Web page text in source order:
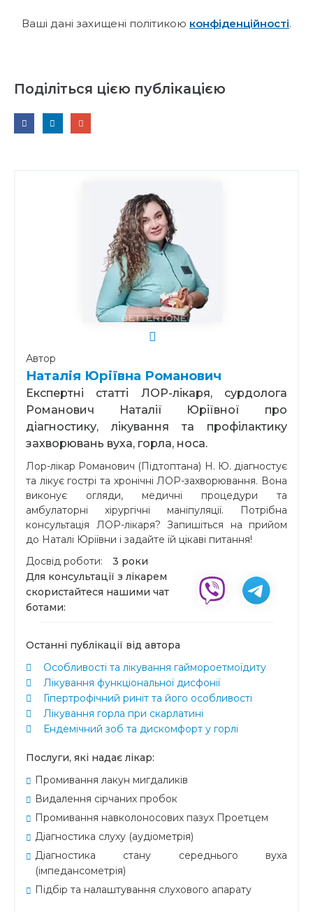
Ваші дані захищені політикою конфіденційності.
Поділіться цією публікацією
Автор
Наталія Юріївна Романович
Експертні статті ЛОР-лікаря, сурдолога
Романович Наталії Юріївної про
діагностику, лікування та профілактику
захворювань вуха, горла, носа.
Лор-лікар Романович (Підтоптана) Н. Ю. діагностує
та лікує гострі та хронічні ЛОР-захворювання. Вона
виконує огляди, медичні процедури та
амбулаторні хірургічні маніпуляції. Потрібна
консультація ЛОР-лікаря? Запишіться на прийом
до Наталі Юріївни і задайте їй цікаві питання!
Досвід роботи:
3 роки
Для консультації з лікарем
скористайтеся нашими чат
ботами:
Останні публікації від автора
Особливості та лікування гаймороетмоїдиту
Лікування функціональної дисфонії
Гіпертрофічний риніт та його особливості
Лікування горла при скарлатині
Ендемічний зоб та дискомфорт у горлі
Послуги, які надає лікар:
Промивання лакун мигдаликів
Видалення сірчаних пробок
Промивання навколоносових пазух Проетцем
Діагностика слуху (аудіометрія)
Діагностика стану середнього вуха
(імпедансометрія)
Підбір та налаштування слухового апарату